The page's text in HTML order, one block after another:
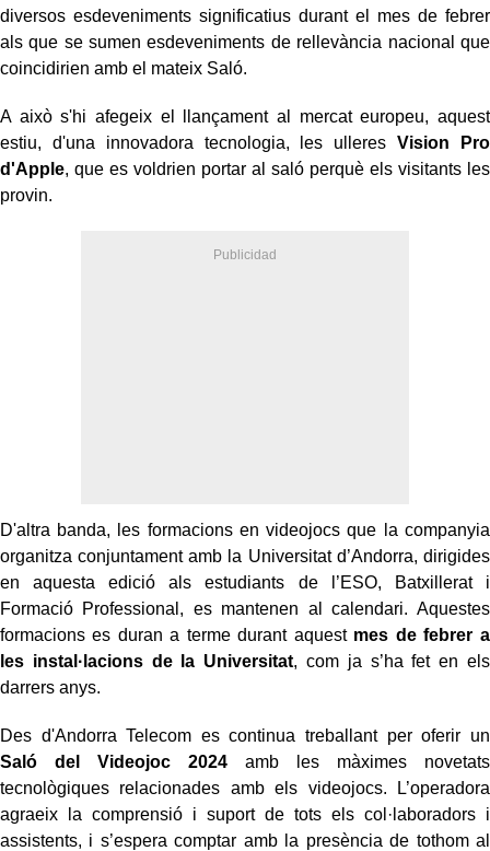
diversos esdeveniments significatius durant el mes de febrer
als que se sumen esdeveniments de rellevància nacional que
coincidirien amb el mateix Saló.
A això s'hi afegeix el llançament al mercat europeu, aquest
estiu, d'una innovadora tecnologia, les ulleresVision Pro
d'Apple, que es voldrien portar al saló perquè els visitants les
provin.
D'altra banda, les formacions en videojocs que la companyia
organitza conjuntament amb la Universitat d’Andorra, dirigides
en aquesta edició als estudiants de l’ESO, Batxillerat i
Formació Professional, es mantenen al calendari. Aquestes
formacions es duran a terme durant aquest mes de febrer a
les instal·lacions de la Universitat, com ja s’ha fet en els
darrers anys.
Des d'Andorra Telecom es continua treballant per oferir un
Saló del Videojoc 2024amb les màximes novetats
tecnològiques relacionades amb els videojocs. L’operadora
agraeix la comprensió i suport de tots els col·laboradors i
assistents, i s’espera comptar amb la presència de tothom al